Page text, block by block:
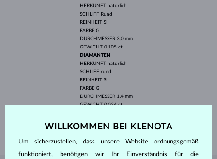
HERKUNFT natürlich
SCHLIFF Rund
REINHEIT SI
FARBE G
DURCHMESSER 3.0 mm
GEWICHT 0.105 ct
DIAMANTEN
HERKUNFT natürlich
SCHLIFF rund
REINHEIT SI
FARBE G
DURCHMESSER 1.4 mm
GEWICHT0.024 ct
1.60 g
WILLKOMMEN BEI KLENOTA
Um sicherzustellen, dass unsere Website ordnungsgemäß
funktioniert, benötigen wir Ihr Einverständnis für die